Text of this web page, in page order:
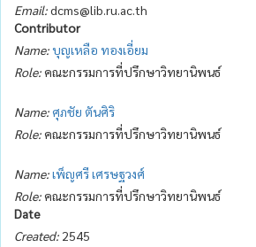
Email:dcms@lib.ru.ac.th
Contributor
Name:บุญเหลือ ทองเอี่ยม
Role: คณะกรรมการที่ปรึกษาวิทยานิพนธ์
Name: ศุภชัย ตันศิริ
Role: คณะกรรมการที่ปรึกษาวิทยานิพนธ์
Name:เพ็ญศรี เศรษฐวงศ์
Role: คณะกรรมการที่ปรึกษาวิทยานิพนธ์
Date
Created: 2545